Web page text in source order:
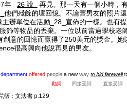
_ 26 說_
再見。那一天有一個小時，
他們殘餘的壞回憶。不論舊男友的照片
辦單位在活動_ 28_ 宣佈的一樣。也有
飾等物品的丟棄。一位以前當過學校老
創意的回憶而贏得了250美元的獎金。她
很高興向他說再見的男友。
offered people a new way to bid farewell
動詞 間接受詞 直接受詞
語；文法書 p.129